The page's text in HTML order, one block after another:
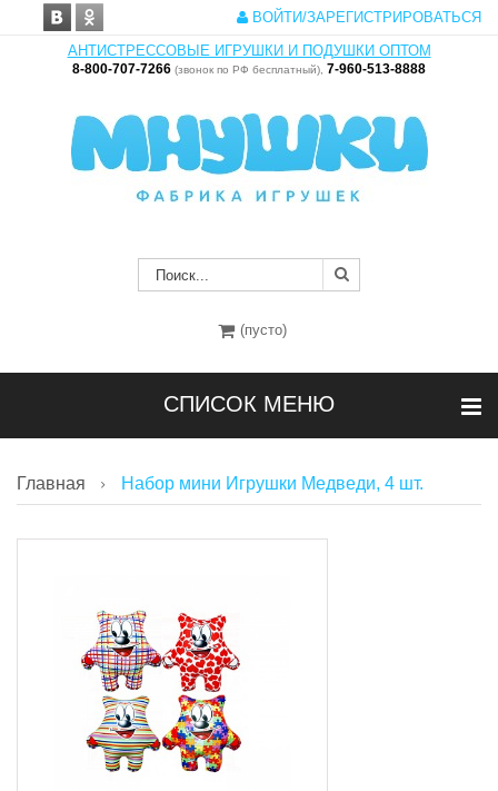
ВОЙТИ/ЗАРЕГИСТРИРОВАТЬСЯ
АНТИСТРЕССОВЫЕ ИГРУШКИ И ПОДУШКИ ОПТОМ
8-800-707-7266 (звонок по РФ бесплатный), 7-960-513-8888
(пусто)
СПИСОК МЕНЮ
Главная Набор мини Игрушки Медведи, 4 шт.